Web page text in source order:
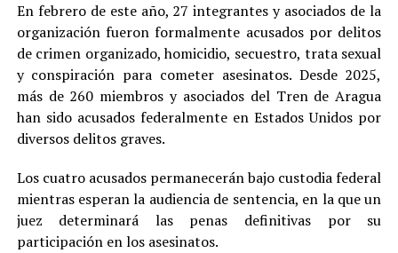
En febrero de este año, 27 integrantes y asociados de la
organización fueron formalmente acusados por delitos
de crimen organizado, homicidio, secuestro, trata sexual
y conspiración para cometer asesinatos. Desde 2025,
más de 260 miembros y asociados del Tren de Aragua
han sido acusados federalmente en Estados Unidos por
diversos delitos graves.
Los cuatro acusados permanecerán bajo custodia federal
mientras esperan la audiencia de sentencia, en la que un
juez determinará las penas definitivas por su
participación en los asesinatos.